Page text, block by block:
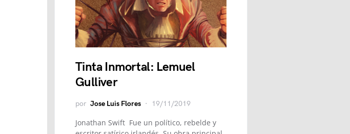
Tinta Inmortal: Lemuel
Gulliver
por Jose Luis Flores 19/11/2019
Jonathan Swift Fue un político, rebelde y